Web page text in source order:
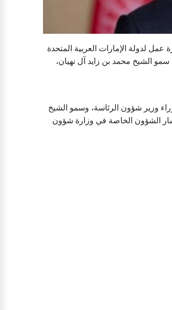
لدولة الإمارات العربية المتحدة
الشيخ محمد بن زايد آل نهيان،
وزير شؤون الرئاسة، وسمو الشيخ
الشؤون الخاصة في وزارة شؤون